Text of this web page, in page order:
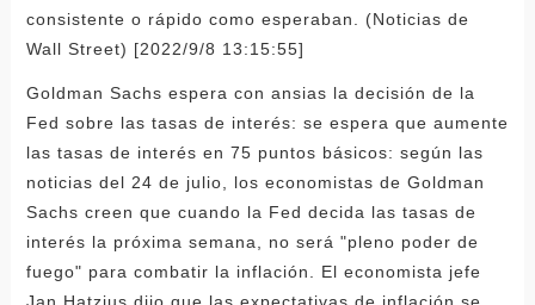
consistente o rápido como esperaban. (Noticias de
Wall Street) [2022/9/8 13:15:55]
Goldman Sachs espera con ansias la decisión de la
Fed sobre las tasas de interés: se espera que aumente
las tasas de interés en 75 puntos básicos: según las
noticias del 24 de julio, los economistas de Goldman
Sachs creen que cuando la Fed decida las tasas de
interés la próxima semana, no será "pleno poder de
fuego" para combatir la inflación. El economista jefe